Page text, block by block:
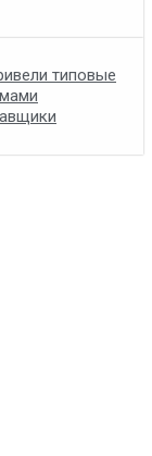
типовые